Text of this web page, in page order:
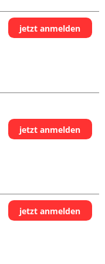
jetzt anmelden
jetzt anmelden
jetzt anmelden